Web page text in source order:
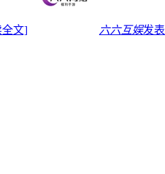
全文] 六六互娱发表